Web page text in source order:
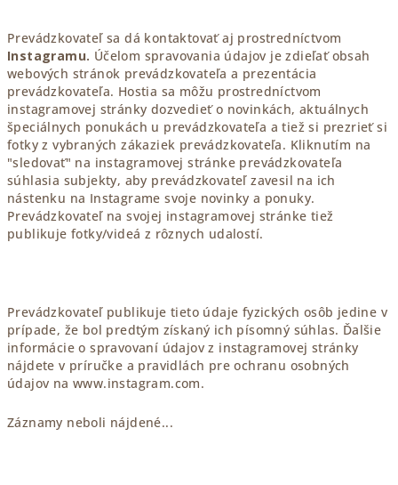
Prevádzkovateľ sa dá kontaktovať aj prostredníctvom
Instagramu. Účelom spravovania údajov je zdieľať obsah
webových stránok prevádzkovateľa a prezentácia
prevádzkovateľa. Hostia sa môžu prostredníctvom
instagramovej stránky dozvedieť o novinkách, aktuálnych
špeciálnych ponukách u prevádzkovateľa a tiež si prezrieť si
fotky z vybraných zákaziek prevádzkovateľa. Kliknutím na
"sledovať" na instagramovej stránke prevádzkovateľa
súhlasia subjekty, aby prevádzkovateľ zavesil na ich
nástenku na Instagrame svoje novinky a ponuky.
Prevádzkovateľ na svojej instagramovej stránke tiež
publikuje fotky/videá z rôznych udalostí.
Prevádzkovateľ publikuje tieto údaje fyzických osôb jedine v
prípade, že bol predtým získaný ich písomný súhlas. Ďalšie
informácie o spravovaní údajov z instagramovej stránky
nájdete v príručke a pravidlách pre ochranu osobných
údajov na www.instagram.com.
Záznamy neboli nájdené...